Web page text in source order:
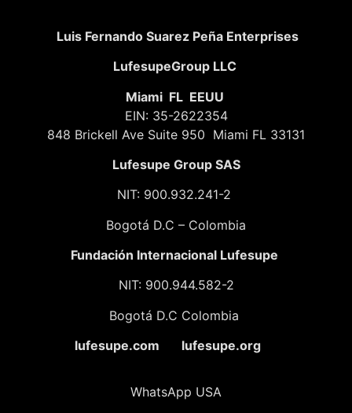
Luis Fernando Suarez Peña Enterprises
LufesupeGroup LLC
Miami FL EEUU
EIN: 35-2622354
848 Brickell Ave Suite 950 Miami FL 33131
Lufesupe Group SAS
NIT: 900.932.241-2
Bogotá D.C – Colombia
Fundación Internacional Lufesupe
NIT: 900.944.582-2
Bogotá D.C Colombia
lufesupe.com lufesupe.org
WhatsApp USA